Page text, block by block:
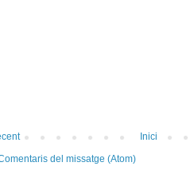
Inici
del missatge (Atom)